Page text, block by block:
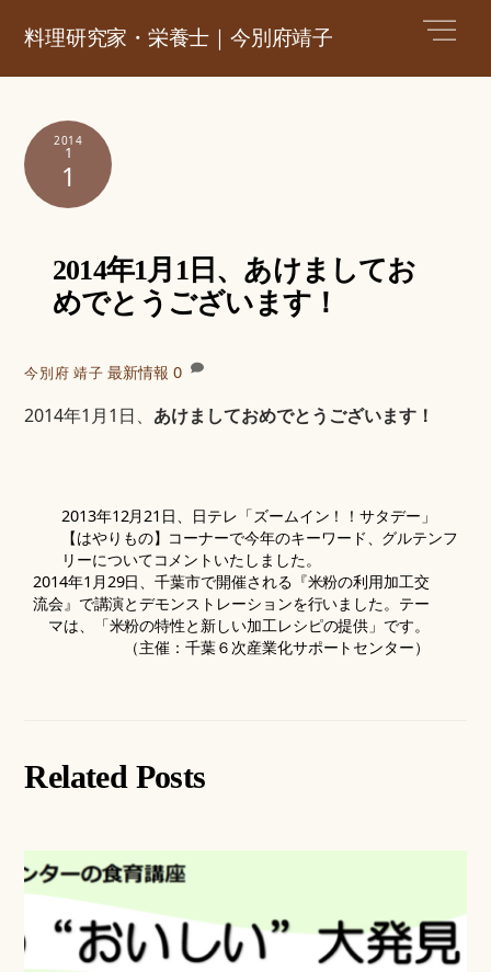
料理研究家・栄養士｜今別府靖子
2014
1
1
2014年1月1日、あけましてお
めでとうございます！
今別府 靖子 最新情報 0
2014年1月1日、 あけましておめでとうございます！
2013年12月21日、日テレ「ズームイン！！サタデー」
【はやりもの】コーナーで今年のキーワード、グルテンフ
リーについてコメントいたしました。
2014年1月29日、千葉市で開催される『米粉の利用加工交
流会』で講演とデモンストレーションを行いました。テー
マは、「米粉の特性と新しい加工レシピの提供」です。
（主催：千葉６次産業化サポートセンター）
Related Posts